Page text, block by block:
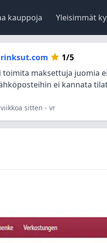
kauppoja Yleisimmät
1/5
toimita maksettuja juomia
ei kannata
sitten - vr